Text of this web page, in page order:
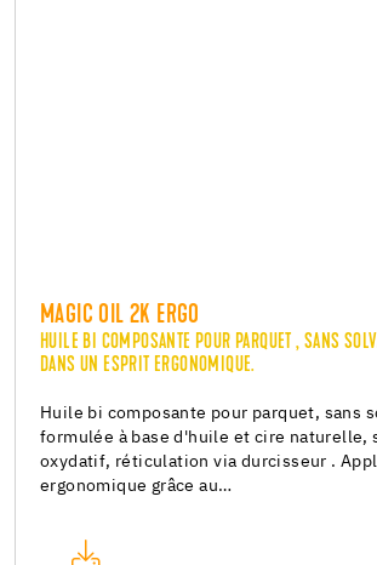
MAGIC OIL 2K ERGO
HUILE BI COMPOSANTE POUR PARQUET , SANS
DANS UN ESPRIT ERGONOMIQUE.
Huile bi composante pour parquet, sans
formulée à base d'huile et cire naturelle,
oxydatif, réticulation via durcisseur .
ergonomique grâce au…